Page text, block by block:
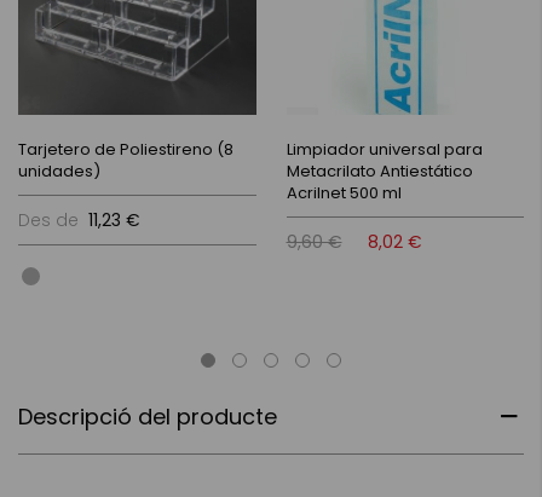
Descripció del producte
Tarjetero de Poliestireno (8
unidades)
Des de 11,23 €
Limpiador universal para
Metacrilato Antiestático
Acrilnet 500 ml
9,60 € 8,02 €